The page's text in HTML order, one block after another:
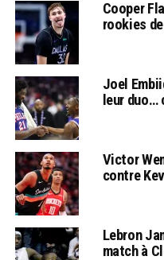
Cooper
rookies
Joel
leur duo…
Victor
contre
Lebron
match à